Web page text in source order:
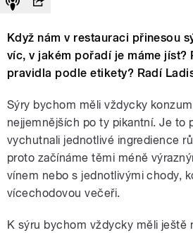
Když nám v restauraci přinesou
víc, v jakém pořadí je máme jíst?
pravidla podle etikety? Radí
Sýry bychom měli vždycky
nejjemnějších po ty pikantní. Je to
vychutnali jednotlivé ingredience
proto začínáme těmi méně
vínem nebo s jednotlivými chody,
vícechodovou večeři.
K sýru bychom vždycky měli ještě